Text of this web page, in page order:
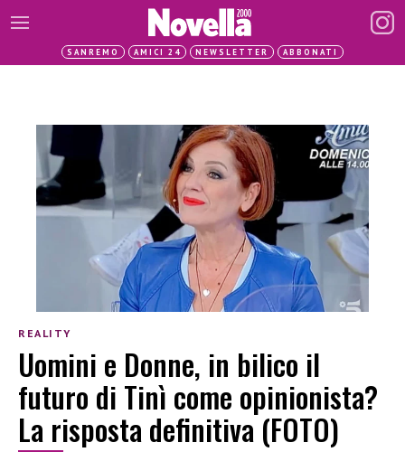
SANREMO AMICI 24 NEWSLETTER ABBONATI
REALITY
Uomini e Donne, in bilico il
futuro di Tinì come opinionista?
La risposta definitiva (FOTO)